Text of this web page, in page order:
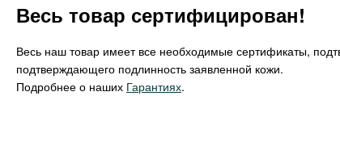
Весь товар сертифицирован!
Весь наш товар имеет все необходимые сертификаты,
подтверждающего подлинность заявленной кожи.
Подробнее о наших Гарантиях.